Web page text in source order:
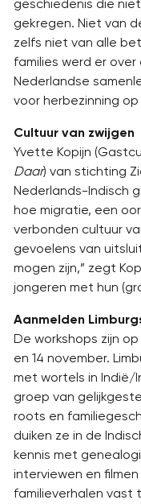
geschiedenis die
gekregen. Niet van
zelfs niet van alle
families werd er
Nederlandse
voor herbezinning
Cultuur van zwijgen
Yvette Kopijn
Daar) van stichting
Nederlands-Indisch
hoe migratie, een
verbonden cultuur
gevoelens van
mogen zijn,” zegt
jongeren met hun
Aanmelden
De workshops zijn
en 14 november.
met wortels in Indië/
groep van
roots en
duiken ze in de
kennis met
interviewen en
familieverhalen vast